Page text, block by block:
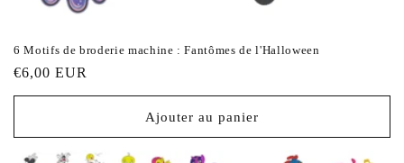
6 Motifs de broderie machine : Fantômes de l'Halloween
Prix
habituel
€6,00 EUR
Ajouter au panier